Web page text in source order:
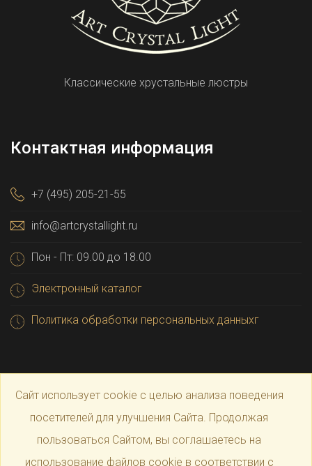
Классические хрустальные люстры
Контактная информация
+7 (495) 205-21-55
info@artcrystallight.ru
Пон - Пт: 09.00 до 18.00
Электронный каталог
Политика обработки персональных данныхг
Сайт использует cookie с целью анализа поведения
посетителей для улучшения Сайта. Продолжая
пользоваться Сайтом, вы соглашаетесь на
использование файлов cookie в соответствии с